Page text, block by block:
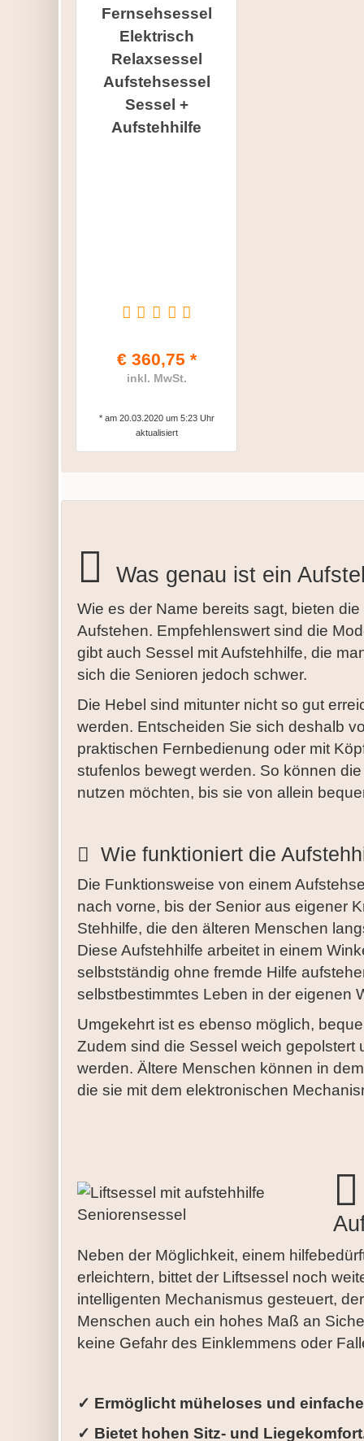
Fernsehsessel
Elektrisch
Relaxsessel
Aufstehsessel
Sessel +
Aufstehhilfe
€ 360,75 *
inkl. MwSt.
* am 20.03.2020 um 5:23 Uhr
aktualisiert
Was genau ist ein
Wie es der Name bereits sagt, bieten
Aufstehen. Empfehlenswert sind die
gibt auch Sessel mit Aufstehhilfe, die
sich die Senioren jedoch schwer.
Die Hebel sind mitunter nicht so gut
werden. Entscheiden Sie sich deshalb
praktischen Fernbedienung oder mit
stufenlos bewegt werden. So können
nutzen möchten, bis sie von allein
Wie funktioniert die
Die Funktionsweise von einem
nach vorne, bis der Senior aus eigener
Stehhilfe, die den älteren Menschen
Diese Aufstehhilfe arbeitet in einem
selbstständig ohne fremde Hilfe
selbstbestimmtes Leben in der eigenen
Umgekehrt ist es ebenso möglich,
Zudem sind die Sessel weich
werden. Ältere Menschen können in
die sie mit dem elektronischen
Neben der Möglichkeit, einem
erleichtern, bittet der Liftsessel noch
intelligenten Mechanismus gesteuert,
Menschen auch ein hohes Maß an
keine Gefahr des Einklemmens oder
✓ Ermöglicht müheloses und
✓ Bietet hohen Sitz- und